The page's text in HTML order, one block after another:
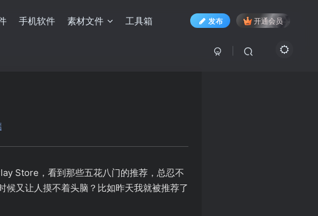
手机软件 素材文件 工具箱 发布 开通会员
Store，看到那些五花八门的推荐，总忍不
又让人摸不着头脑？比如昨天我就被推荐了